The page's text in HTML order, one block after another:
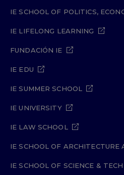
IE SCHOOL OF POLITICS,
IE LIFELONG LEARNING
FUNDACIÓN IE
IE EDU
IE SUMMER SCHOOL
IE UNIVERSITY
IE LAW SCHOOL
IE SCHOOL OF ARCHITECTURE
IE SCHOOL OF SCIENCE &